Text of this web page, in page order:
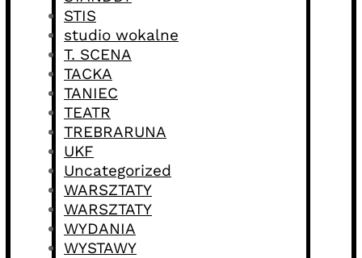
STIS
studio wokalne
T. SCENA
TACKA
TANIEC
TEATR
TREBRARUNA
UKF
Uncategorized
WARSZTATY
WARSZTATY
WYDANIA
WYSTAWY